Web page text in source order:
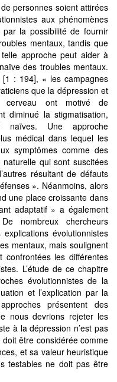
personnes soient attirées
aux phénomènes
par la possibilité de fournir
mentaux, tandis que
telle approche peut aider à
des troubles mentaux.
: 194], « les campagnes
que la dépression et
cerveau ont motivé de
diminué la stigmatisation,
naïves. Une approche
médical dans lequel les
symptômes comme des
qui sont suscitées
résultant de défauts
». Néanmoins, alors
une place croissante dans
adaptatif » a également
nombreux chercheurs
évolutionnistes
mentaux, mais soulignent
confrontées les différentes
L’étude de ce chapitre
évolutionnistes de la
et l’explication par la
présentent des
nous devrions rejeter les
à la dépression n’est pas
être considérée comme
et sa valeur heuristique
testables ne doit pas être